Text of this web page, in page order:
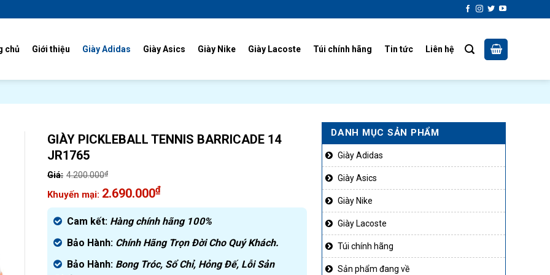
chủ Giới thiệu Giày Adidas Giày Asics Giày Nike Giày Lacoste Túi chính hãng Tin tức Liên hệ
DANH MỤC SẢN PHẨM
Giày Adidas
Giày Asics
Giày Nike
Giày Lacoste
Túi chính hãng
Sản phẩm đang về
GIÀY PICKLEBALL TENNIS BARRICADE 14
JR1765
4.200.000₫
Giá
gốc
là:
4.200.000₫.
2.690.000₫
Giá
hiện
tại
là:
2.690.000₫.
Cam kết: Hàng chính hãng 100%
Bảo Hành: Chính Hãng Trọn Đời Cho Quý Khách.
Bảo Hành: Bong Tróc, Sổ Chỉ, Hỏng Đế, Lỗi Sản